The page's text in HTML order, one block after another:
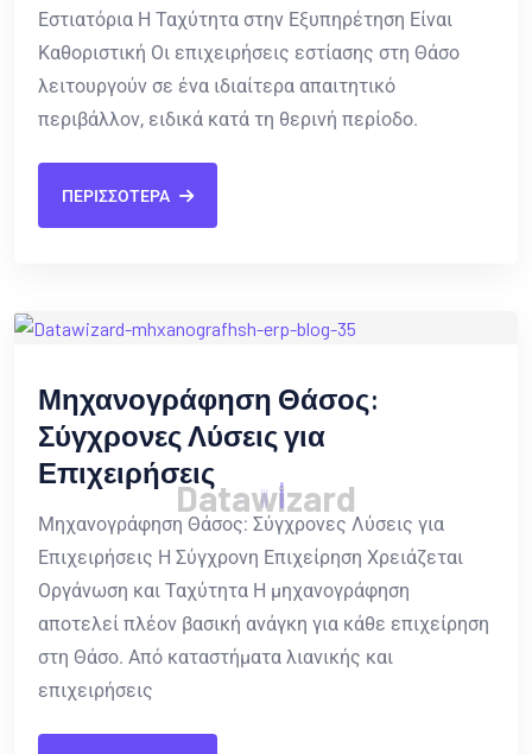
Datawizard
Εστιατόρια Η Ταχύτητα στην Εξυπηρέτηση Είναι
Καθοριστική Οι επιχειρήσεις εστίασης στη Θάσο
λειτουργούν σε ένα ιδιαίτερα απαιτητικό
περιβάλλον, ειδικά κατά τη θερινή περίοδο.
ΠΕΡΙΣΣΟΤΕΡΑ
Μηχανογράφηση Θάσος:
Σύγχρονες Λύσεις για
Επιχειρήσεις
Μηχανογράφηση Θάσος: Σύγχρονες Λύσεις για
Επιχειρήσεις Η Σύγχρονη Επιχείρηση Χρειάζεται
Οργάνωση και Ταχύτητα Η μηχανογράφηση
αποτελεί πλέον βασική ανάγκη για κάθε επιχείρηση
στη Θάσο. Από καταστήματα λιανικής και
επιχειρήσεις